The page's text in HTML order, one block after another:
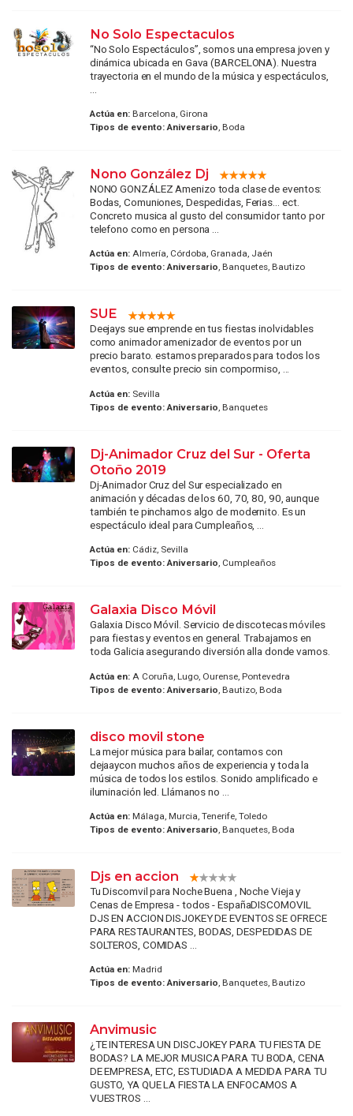
No Solo Espectaculos
“No Solo Espectáculos”, somos una empresa joven y
dinámica ubicada en Gava (BARCELONA). Nuestra
trayectoria en el mundo de la música y espectáculos,
Actúa en:Barcelona, Girona
Tipos de evento: Aniversario, Boda
Nono González Dj
NONO GONZÁLEZ Amenizo toda clase de eventos:
Bodas, Comuniones, Despedidas, Ferias… ect.
Concreto musica al gusto del consumidor tanto por
telefono como en persona ...
Actúa en:Almería, Córdoba, Granada, Jaén
Tipos de evento: Aniversario, Banquetes, Bautizo
SUE
Deejays sue emprende en tus fiestas inolvidables
como animador amenizador de eventos por un
precio barato. estamos preparados para todos los
eventos, consulte precio sin compormiso, ...
Actúa en:Sevilla
Tipos de evento: Aniversario , Banquetes
Dj-Animador Cruz del Sur - Oferta
Otoño 2019
Dj-Animador Cruz del Sur especializado en
animación y décadas de los 60, 70, 80, 90, aunque
también te pinchamos algo de modernito. Es un
espectáculo ideal para Cumpleaños, ...
Actúa en:Cádiz, Sevilla
Tipos de evento: Aniversario, Cumpleaños
Galaxia Disco Móvil
Galaxia Disco Móvil. Servicio de discotecas móviles
para fiestas y eventos en general. Trabajamos en
toda Galicia asegurando diversión alla donde vamos.
Actúa en:A Coruña, Lugo, Ourense, Pontevedra
Tipos de evento: Aniversario , Bautizo, Boda
disco movil stone
La mejor música para bailar, contamos con
dejaaycon muchos años de experiencia y toda la
música de todos los estilos. Sonido amplificado e
iluminación led. Llámanos no ...
Actúa en:Málaga, Murcia, Tenerife, Toledo
Tipos de evento: Aniversario, Banquetes, Boda
Djs en accion
Tu Discomvil para Noche Buena , Noche Vieja y
Cenas de Empresa - todos - EspañaDISCOMOVIL
DJS EN ACCION DISJOKEY DE EVENTOS SE OFRECE
PARA RESTAURANTES, BODAS, DESPEDIDAS DE
SOLTEROS, COMIDAS ...
Actúa en:Madrid
Tipos de evento: Aniversario, Banquetes, Bautizo
Anvimusic
¿TE INTERESA UN DISCJOKEY PARA TU FIESTA DE
BODAS? LA MEJOR MUSICA PARA TU BODA, CENA
DE EMPRESA, ETC, ESTUDIADA A MEDIDA PARA TU
GUSTO, YA QUE LA FIESTA LA ENFOCAMOS A
VUESTROS ...